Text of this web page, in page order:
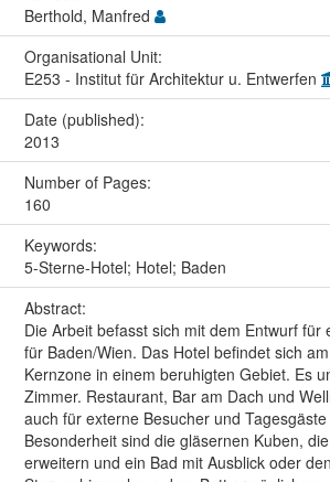
Berthold, Manfred
Organisational Unit:
E253 - Institut für Architektur u. Entwerfen
Date (published):
2013
Number of Pages:
160
Keywords:
5-Sterne-Hotel; Hotel; Baden
Abstract:
Die Arbeit befasst sich mit dem Entwurf für
für Baden/Wien. Das Hotel befindet sich
Kernzone in einem beruhigten Gebiet. Es
Zimmer. Restaurant, Bar am Dach und
auch für externe Besucher und
Besonderheit sind die gläsernen Kuben,
erweitern und ein Bad mit Ausblick oder